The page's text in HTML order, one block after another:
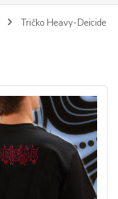
Tričko Heavy-Deicide